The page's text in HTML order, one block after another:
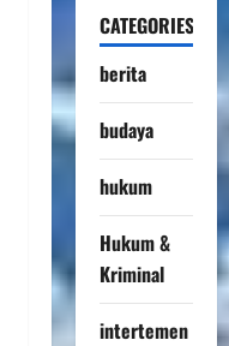
CATEGORIES
berita
budaya
hukum
Hukum &
Kriminal
intertemen